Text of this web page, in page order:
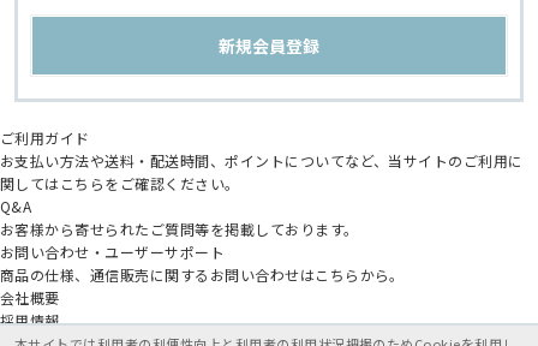
ご利用ガイド
お支払い方法や送料・配送時間、ポイントについてなど、当サイトのご利用に
関してはこちらをご確認ください。
Q&A
お客様から寄せられたご質問等を掲載しております。
お問い合わせ・ユーザーサポート
商品の仕様、通信販売に関するお問い合わせはこちらから。
会社概要
採用情報